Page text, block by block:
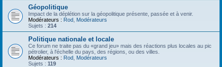
Géopolitique
Impact de la déplétion sur la géopolitique présente, passée et à venir.
Modérateurs : Rod Modérateurs
Sujets : 214
Politique nationale et locale
Ce forum ne traite pas du «grand jeu» mais des réactions plus locales au pic
pétrolier, à l'échelle du pays, des régions, ou des villes.
Modérateurs : Rod Modérateurs
Sujets : 119